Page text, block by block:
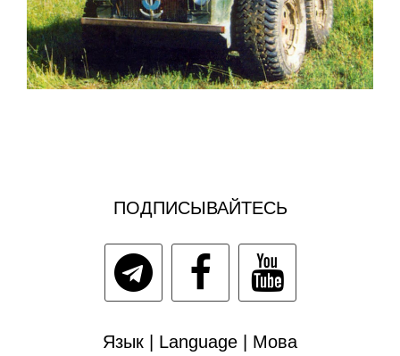
ПОДПИСЫВАЙТЕСЬ
Язык | Language | Мова